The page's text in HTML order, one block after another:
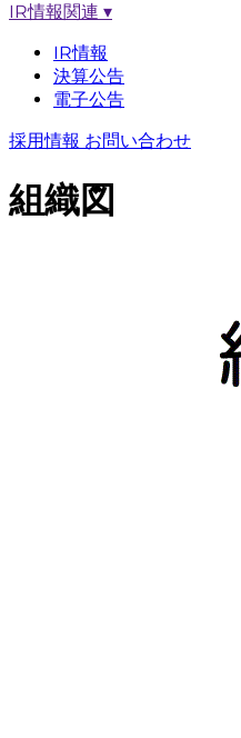
IR情報関連 ▾
IR情報
決算公告
電子公告
採用情報 お問い合わせ
組織図